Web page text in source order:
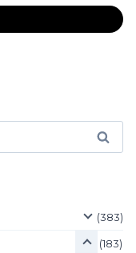
Pretraži
(383)
(183)